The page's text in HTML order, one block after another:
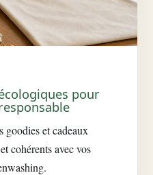
pour
goodies et cadeaux
cohérents avec vos